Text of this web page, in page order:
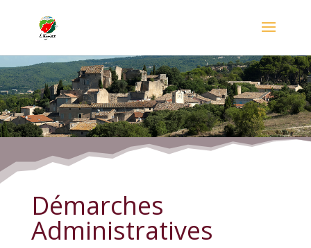
Démarches Administratives
Démarches
Administratives